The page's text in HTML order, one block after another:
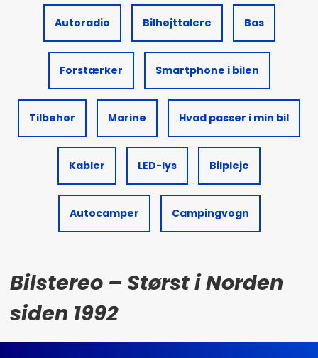
Autoradio Bilhøjttalere Bas
Forstærker Smartphone i bilen
Tilbehør Marine Hvad passer i min bil
Kabler LED-lys Bilpleje
Autocamper Campingvogn
Bilstereo – Størst i Norden
siden 1992